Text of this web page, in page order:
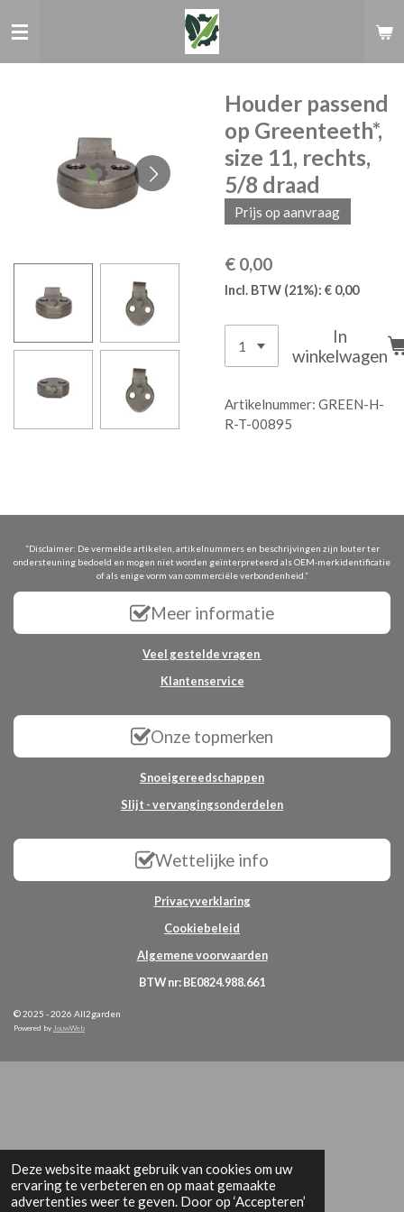
Deze website maakt gebruik van cookies om uw
ervaring te verbeteren en op maat gemaakte
advertenties weer te geven. Door op ‘Accepteren’
direct
Houder passend
op Greenteeth*,
size 11, rechts,
5/8 draad
Prijs op aanvraag
€ 0,00
Incl. BTW (21%): € 0,00
In
winkelwagen
Artikelnummer: GREEN-H-
R-T-00895
“Disclaimer: De vermelde artikelen, artikelnummers en beschrijvingen zijn louter ter
ondersteuning bedoeld en mogen niet worden geïnterpreteerd als OEM-merkidentificatie
of als enige vorm van commerciële verbondenheid.”
Meer informatie
Veel gestelde vragen
Klantenservice
Onze topmerken
Snoeigereedschappen
Slijt - vervangingsonderdelen
Wettelijke info
Privacyverklaring
Cookiebeleid
Algemene voorwaarden
BTW nr: BE0824.988.661
© 2025 - 2026 All2garden
Powered by JouwWeb